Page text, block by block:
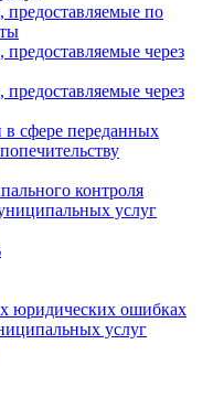
по
через
через
в сфере переданных
контроля
услуг
юридических ошибках
услуг